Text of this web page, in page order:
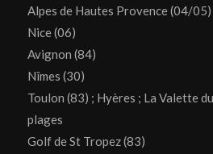
Alpes de Hautes Provence (04/05)
Nice (06)
Avignon (84)
Nîmes (30)
Toulon (83) ; Hyères ; La Valette
plages
Golf de St Tropez (83)